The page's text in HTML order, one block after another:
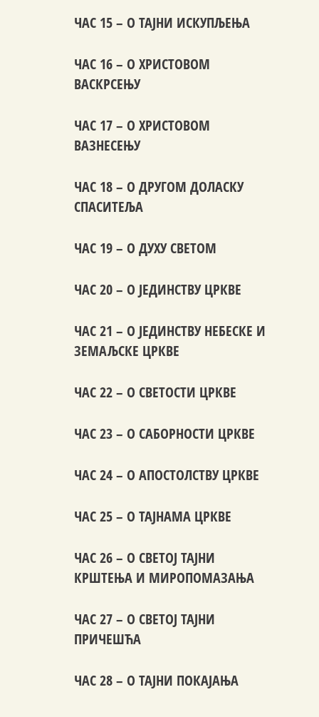
ЧАС 15 – О ТАЈНИ ИСКУПЉЕЊА
ЧАС 16 – О ХРИСТОВОМ
ВАСКРСЕЊУ
ЧАС 17 – О ХРИСТОВОМ
ВАЗНЕСЕЊУ
ЧАС 18 – О ДРУГОМ ДОЛАСКУ
СПАСИТЕЉА
ЧАС 19 – О ДУХУ СВЕТОМ
ЧАС 20 – О ЈЕДИНСТВУ ЦРКВЕ
ЧАС 21 – О ЈЕДИНСТВУ НЕБЕСКЕ И
ЗЕМАЉСКЕ ЦРКВЕ
ЧАС 22 – О СВЕТОСТИ ЦРКВЕ
ЧАС 23 – О САБОРНОСТИ ЦРКВЕ
ЧАС 24 – О АПОСТОЛСТВУ ЦРКВЕ
ЧАС 25 – О ТАЈНАМА ЦРКВЕ
ЧАС 26 – О СВЕТОЈ ТАЈНИ
КРШТЕЊА И МИРОПОМАЗАЊА
ЧАС 27 – О СВЕТОЈ ТАЈНИ
ПРИЧЕШЋА
ЧАС 28 – О ТАЈНИ ПОКАЈАЊА